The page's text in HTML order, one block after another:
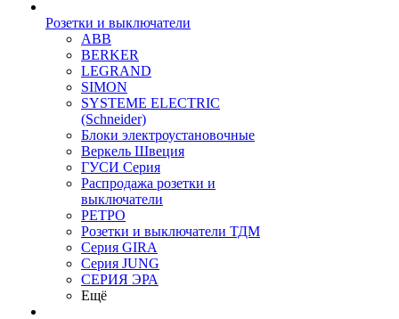
Розетки и выключатели
ABB
BERKER
LEGRAND
SIMON
SYSTEME ELECTRIC
(Schneider)
Блоки электроустановочные
Веркель Швеция
ГУСИ Серия
Распродажа розетки и
выключатели
РЕТРО
Розетки и выключатели ТДМ
Серия GIRA
Серия JUNG
СЕРИЯ ЭРА
Ещё